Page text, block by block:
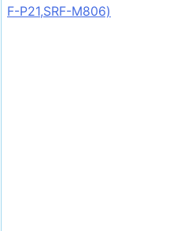
F-P21,SRF-M806)